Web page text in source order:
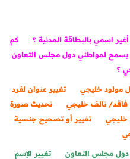
اسمي بالبطاقة المدنية ؟
كم
لمواطني دول مجلس التعاون
؟
مولود خليجي
تغيير عنوان لفرد
فاقد/ تالف خليجي
تحديث صورة
خليجي
تغيير أو تصحيح جنسية
دول مجلس التعاون
تغيير الإسم